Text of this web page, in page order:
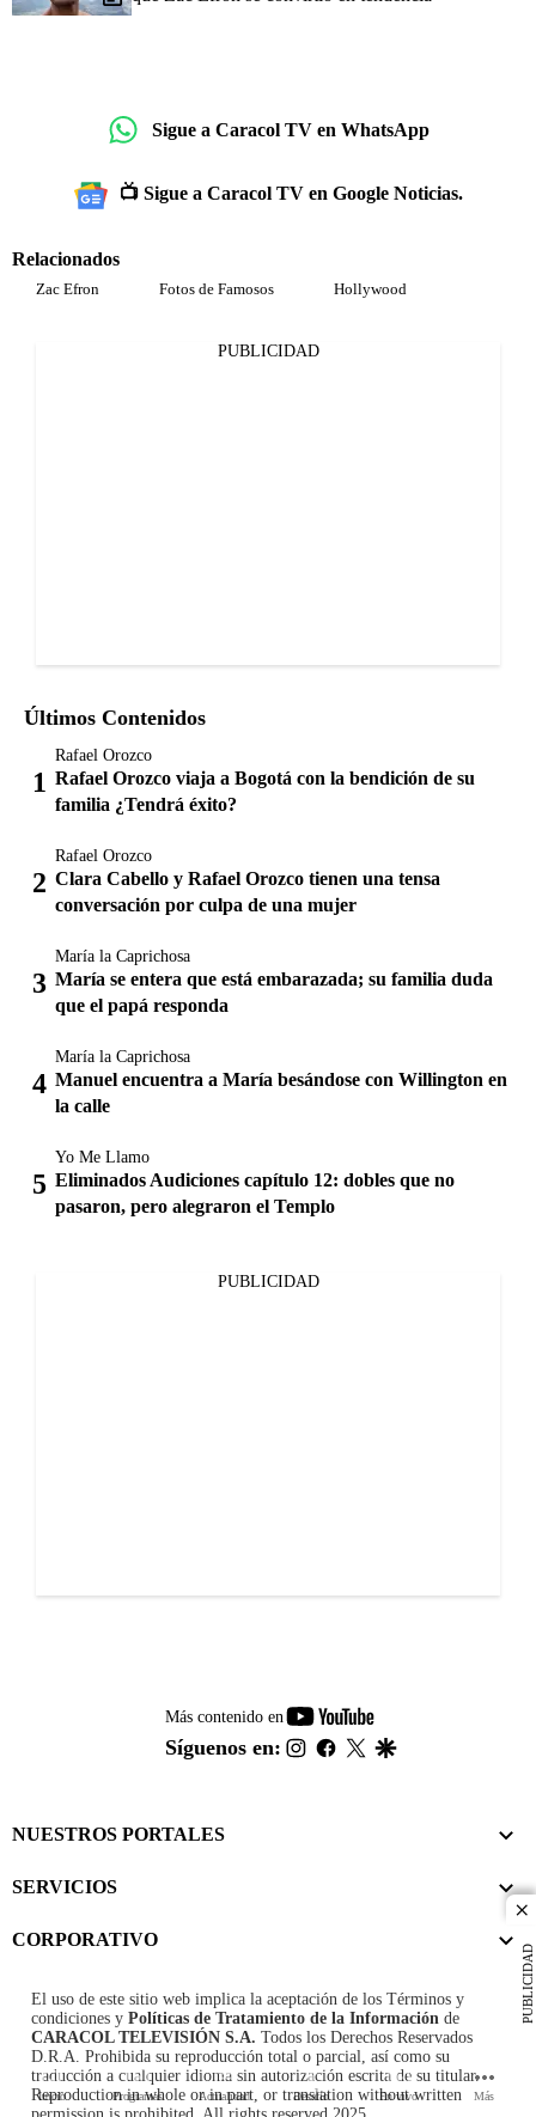
Inicio Programas Actualidad Desafío En vivo Más
PUBLICIDAD
Sigue a Caracol TV en WhatsApp
📺 Sigue a Caracol TV en Google Noticias.
Relacionados
Zac Efron Fotos de Famosos Hollywood
PUBLICIDAD
Últimos Contenidos
Rafael Orozco
Rafael Orozco viaja a Bogotá con la bendición de su
familia ¿Tendrá éxito?
Rafael Orozco
Clara Cabello y Rafael Orozco tienen una tensa
conversación por culpa de una mujer
María la Caprichosa
María se entera que está embarazada; su familia duda
que el papá responda
María la Caprichosa
Manuel encuentra a María besándose con Willington en
la calle
Yo Me Llamo
Eliminados Audiciones capítulo 12: dobles que no
pasaron, pero alegraron el Templo
PUBLICIDAD
Más contenido en
youtube-
footer
Síguenos en: instagram
facebook
twitter
NUESTROS PORTALES
SERVICIOS
CORPORATIVO
El uso de este sitio web implica la aceptación de los Términos y
condiciones y Políticas de Tratamiento de la Información de
CARACOL TELEVISIÓN S.A. Todos los Derechos Reservados
D.R.A. Prohibida su reproducción total o parcial, así como su
traducción a cualquier idioma sin autorización escrita de su titular.
Reproduction in whole or in part, or translation without written